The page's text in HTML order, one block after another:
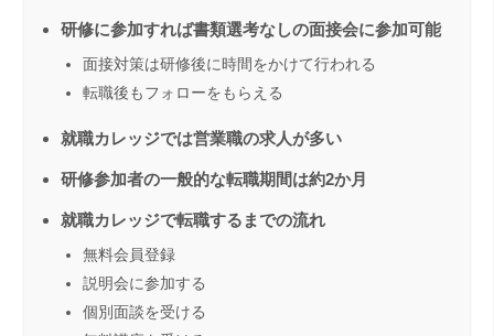
研修に参加すれば書類選考なしの面接会に参加可能
面接対策は研修後に時間をかけて行われる
転職後もフォローをもらえる
就職カレッジでは営業職の求人が多い
研修参加者の一般的な転職期間は約2か月
就職カレッジで転職するまでの流れ
無料会員登録
説明会に参加する
個別面談を受ける